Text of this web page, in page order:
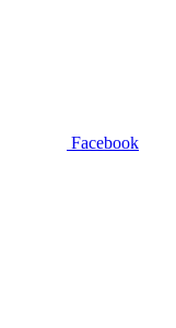
Facebook